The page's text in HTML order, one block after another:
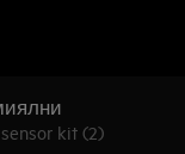
kit (2)